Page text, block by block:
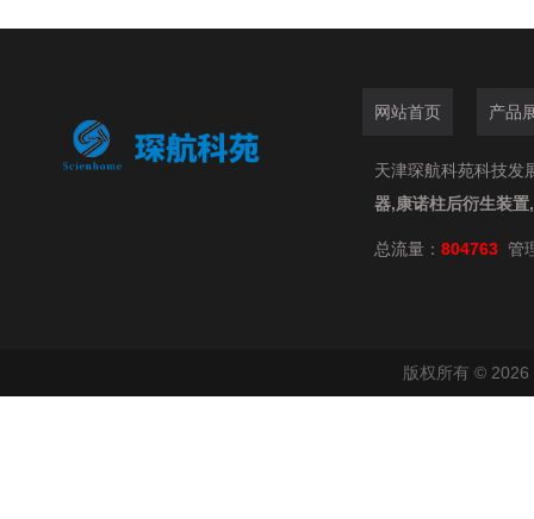
网站首页 产品
天津琛航科苑科技发
器,康诺柱后衍生装
总流量： 804763 管
版权所有 ©